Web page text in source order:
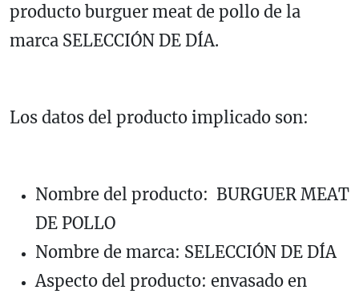
producto burguer meat de pollo de la
marca SELECCIÓN DE DÍA.
Los datos del producto implicado son:
Nombre del producto: BURGUER MEAT
DE POLLO
Nombre de marca: SELECCIÓN DE DÍA
Aspecto del producto: envasado en